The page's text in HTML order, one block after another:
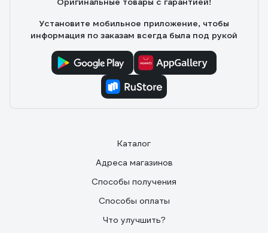
Установите мобильное приложение, чтобы
информация по заказам всегда была под рукой
Каталог
Адреса магазинов
Способы получения
Способы оплаты
Что улучшить?